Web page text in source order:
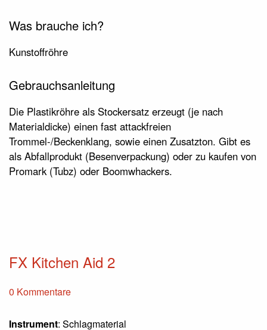
Was brauche ich?
Kunstoffröhre
Gebrauchsanleitung
Die Plastikröhre als Stockersatz erzeugt (je nach
Materialdicke) einen fast attackfreien
Trommel-/Beckenklang, sowie einen Zusatzton. Gibt es
als Abfallprodukt (Besenverpackung) oder zu kaufen von
Promark (Tubz) oder Boomwhackers.
FX Kitchen Aid 2
0 Kommentare
Instrument: Schlagmaterial